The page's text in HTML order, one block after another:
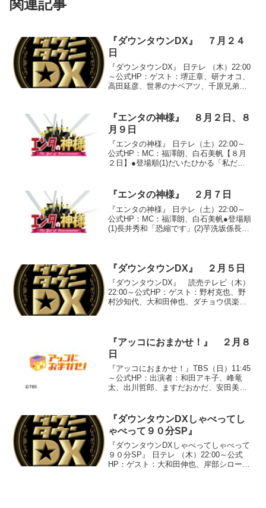
関連記事
『ダウンタウンDX』 ７月２４
日
『ダウンタウンDX』 日テレ （木）22:00
～公式HP：ゲスト：堺正章、研ナオコ、
高田延彦、世界のナベアツ、千原兄弟、
●『あの瞬間私は輝いていた』○「芋洗坂
係長の２３年...
『エンタの神様』 ８月２日、８
月９日
『エンタの神様』 日テレ（土）22:00～
公式HP：MC：福澤朗、白石美帆【８月
２日】●登場順(1)だいたひかる「私だけ
虹組キララ「バラジェンヌ」(...
『エンタの神様』 ２月７日
『エンタの神様』 日テレ（土）22:00～
公式HP：MC：福澤朗、白石美帆●登場順
(1)長井秀和「恐縮です」(2)芋洗坂係長
『ダウンタウンDX』 ２月５日
『ダウンタウンDX』 読売テレビ（木）
22:00～公式HP：ゲスト：野村克也、野
村沙知代、大和田伸也、ダチョウ倶楽
前」母と砂遊び ...
『アッコにおまかせ！』 ２月８
日
『アッコにおまかせ！』TBS（日）11:45
～公式HP：出演者：和田アキ子、峰竜
太、出川哲郎、ますだおかだ、安田美沙
ト File１】●「家を見るだけで７０００
円！！」...
『ダウンタウンDXしゃべってし
ゃべって９０分SP』
『ダウンタウンDXしゃべってしゃべって
９０分SP』 日テレ （木）22:00～公式
HP：ゲスト：大和田伸也、岸部シロー、